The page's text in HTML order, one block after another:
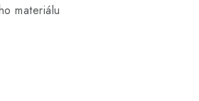
materiálu